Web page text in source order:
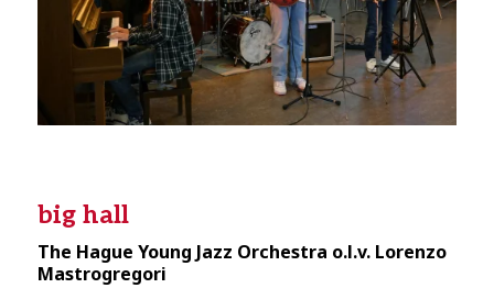
big hall
The Hague Young Jazz Orchestra o.l.v. Lorenzo
Mastrogregori